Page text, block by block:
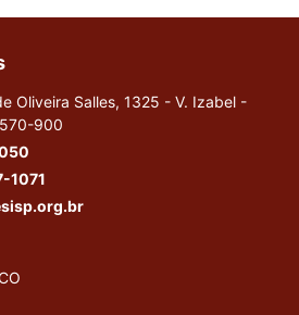
Oliveira Salles, 1325 - V. Izabel -
900
1071